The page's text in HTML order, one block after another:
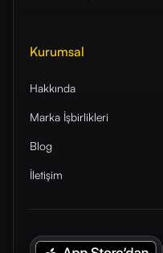
Kurumsal
Hakkında
Marka İşbirlikleri
Blog
İletişim